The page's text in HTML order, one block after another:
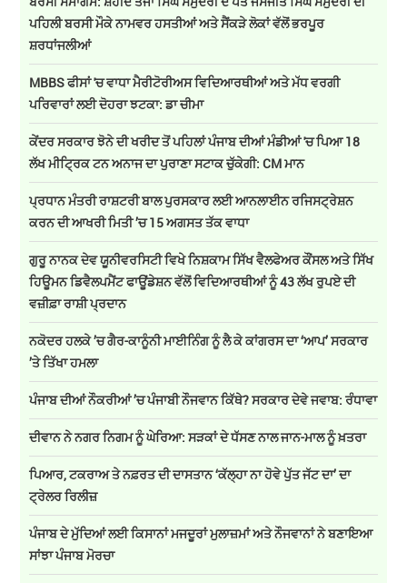
ਪਹਿਲੀ ਬਰਸੀ ਮੌਕੇ ਨਾਮਵਰ ਹਸਤੀਆਂ ਅਤੇ ਸੈਂਕੜੇ ਲੋਕਾਂ ਵੱਲੋਂ ਭਰਪੂਰ
ਸ਼ਰਧਾਂਜਲੀਆਂ
MBBS ਫੀਸਾਂ 'ਚ ਵਾਧਾ ਮੈਰੀਟੋਰੀਅਸ ਵਿਦਿਆਰਥੀਆਂ ਅਤੇ ਮੱਧ ਵਰਗੀ
ਪਰਿਵਾਰਾਂ ਲਈ ਦੋਹਰਾ ਝਟਕਾ: ਡਾ ਚੀਮਾ
ਕੇਂਦਰ ਸਰਕਾਰ ਝੋਨੇ ਦੀ ਖਰੀਦ ਤੋਂ ਪਹਿਲਾਂ ਪੰਜਾਬ ਦੀਆਂ ਮੰਡੀਆਂ 'ਚ ਪਿਆ 18
ਲੱਖ ਮੀਟ੍ਰਿਕ ਟਨ ਅਨਾਜ ਦਾ ਪੁਰਾਣਾ ਸਟਾਕ ਚੁੱਕੇਗੀ: CM ਮਾਨ
ਪ੍ਰਧਾਨ ਮੰਤਰੀ ਰਾਸ਼ਟਰੀ ਬਾਲ ਪੁਰਸਕਾਰ ਲਈ ਆਨਲਾਈਨ ਰਜਿਸਟ੍ਰੇਸ਼ਨ
ਕਰਨ ਦੀ ਆਖਰੀ ਮਿਤੀ ’ਚ 15 ਅਗਸਤ ਤੱਕ ਵਾਧਾ
ਗੁਰੂ ਨਾਨਕ ਦੇਵ ਯੂਨੀਵਰਸਿਟੀ ਵਿਖੇ ਨਿਸ਼ਕਾਮ ਸਿੱਖ ਵੈਲਫੇਅਰ ਕੌਂਸਲ ਅਤੇ ਸਿੱਖ
ਹਿਊਮਨ ਡਿਵੈਲਪਮੈਂਟ ਫਾਊਂਡੇਸ਼ਨ ਵੱਲੋਂ ਵਿਦਿਆਰਥੀਆਂ ਨੂੰ 43 ਲੱਖ ਰੁਪਏ ਦੀ
ਵਜ਼ੀਫ਼ਾ ਰਾਸ਼ੀ ਪ੍ਰਦਾਨ
ਨਕੋਦਰ ਹਲਕੇ ’ਚ ਗੈਰ-ਕਾਨੂੰਨੀ ਮਾਈਨਿੰਗ ਨੂੰ ਲੈ ਕੇ ਕਾਂਗਰਸ ਦਾ ‘ਆਪ’ ਸਰਕਾਰ
’ਤੇ ਤਿੱਖਾ ਹਮਲਾ
ਪੰਜਾਬ ਦੀਆਂ ਨੌਕਰੀਆਂ ’ਚ ਪੰਜਾਬੀ ਨੌਜਵਾਨ ਕਿੱਥੇ? ਸਰਕਾਰ ਦੇਵੇ ਜਵਾਬ: ਰੰਧਾਵਾ
ਦੀਵਾਨ ਨੇ ਨਗਰ ਨਿਗਮ ਨੂੰ ਘੇਰਿਆ: ਸੜਕਾਂ ਦੇ ਧੱਸਣ ਨਾਲ ਜਾਨ-ਮਾਲ ਨੂੰ ਖ਼ਤਰਾ
ਪਿਆਰ, ਟਕਰਾਅ ਤੇ ਨਫ਼ਰਤ ਦੀ ਦਾਸਤਾਨ ‘ਕੱਲ੍ਹਾ ਨਾ ਹੋਵੇ ਪੁੱਤ ਜੱਟ ਦਾ’ ਦਾ
ਟ੍ਰੇਲਰ ਰਿਲੀਜ਼
ਪੰਜਾਬ ਦੇ ਮੁੱਦਿਆਂ ਲਈ ਕਿਸਾਨਾਂ ਮਜਦੂਰਾਂ ਮੁਲਾਜ਼ਮਾਂ ਅਤੇ ਨੌਜਵਾਨਾਂ ਨੇ ਬਣਾਇਆ
ਸਾਂਝਾ ਪੰਜਾਬ ਮੋਰਚਾ